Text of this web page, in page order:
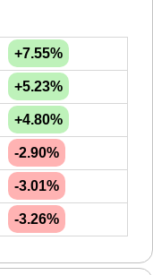
+7.55%
+5.23%
+4.80%
-2.90%
-3.01%
-3.26%